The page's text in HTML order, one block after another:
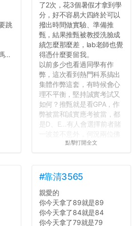
跳
...
了2次，花3個暑假才拿到學
分，好不容易大四終於可以
撥出時間做實驗、準備推
甄，結果推甄被教授洗臉成
績怎麼那麼差，lab老師也覺
得憑什麼要留我。
以前多少也看過同學有作
弊，這次看到熱門科系搞出
集體作弊這套，有時候會心
理不平衡，堅持誠實考試又
如何？推甄就是看GPA，作
弊被當和誠實應考被當，都
是D、E...有人會選擇前者賭
一波並不意外，何況兩位佛
心教授看起來要輕輕放下
長作弊的風氣。
反正老人我明天就要搬離新
竹，之後如何發展與我無
關，就當最後一天發個牢騷
吧XD，祝學弟妹們修課順利
點擊打開全文
#靠清3565
親愛的
你今天拿了89就是89
你今天拿了84就是84
你今天拿了79就是79